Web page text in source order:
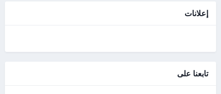
إعلانات
تابعنا على